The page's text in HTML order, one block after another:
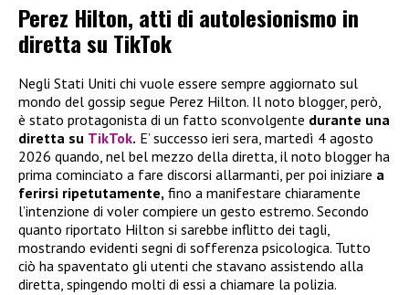
Perez Hilton, atti di autolesionismo in
diretta su TikTok
Negli Stati Uniti chi vuole essere sempre aggiornato sul
mondo del gossip segue Perez Hilton. Il noto blogger, però,
è stato protagonista di un fatto sconvolgente durante una
diretta su TikTok. E’ successo ieri sera, martedì 4 agosto
2026 quando, nel bel mezzo della diretta, il noto blogger ha
prima cominciato a fare discorsi allarmanti, per poi iniziare a
ferirsi ripetutamente, fino a manifestare chiaramente
l’intenzione di voler compiere un gesto estremo. Secondo
quanto riportato Hilton si sarebbe inflitto dei tagli,
mostrando evidenti segni di sofferenza psicologica. Tutto
ciò ha spaventato gli utenti che stavano assistendo alla
diretta, spingendo molti di essi a chiamare la polizia.